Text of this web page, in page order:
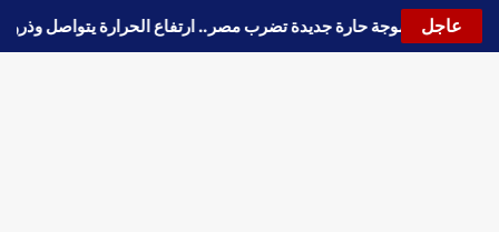
عاجل 🔵موجة حارة جديدة تضرب مصر.. ارتفاع الحرارة يتواصل